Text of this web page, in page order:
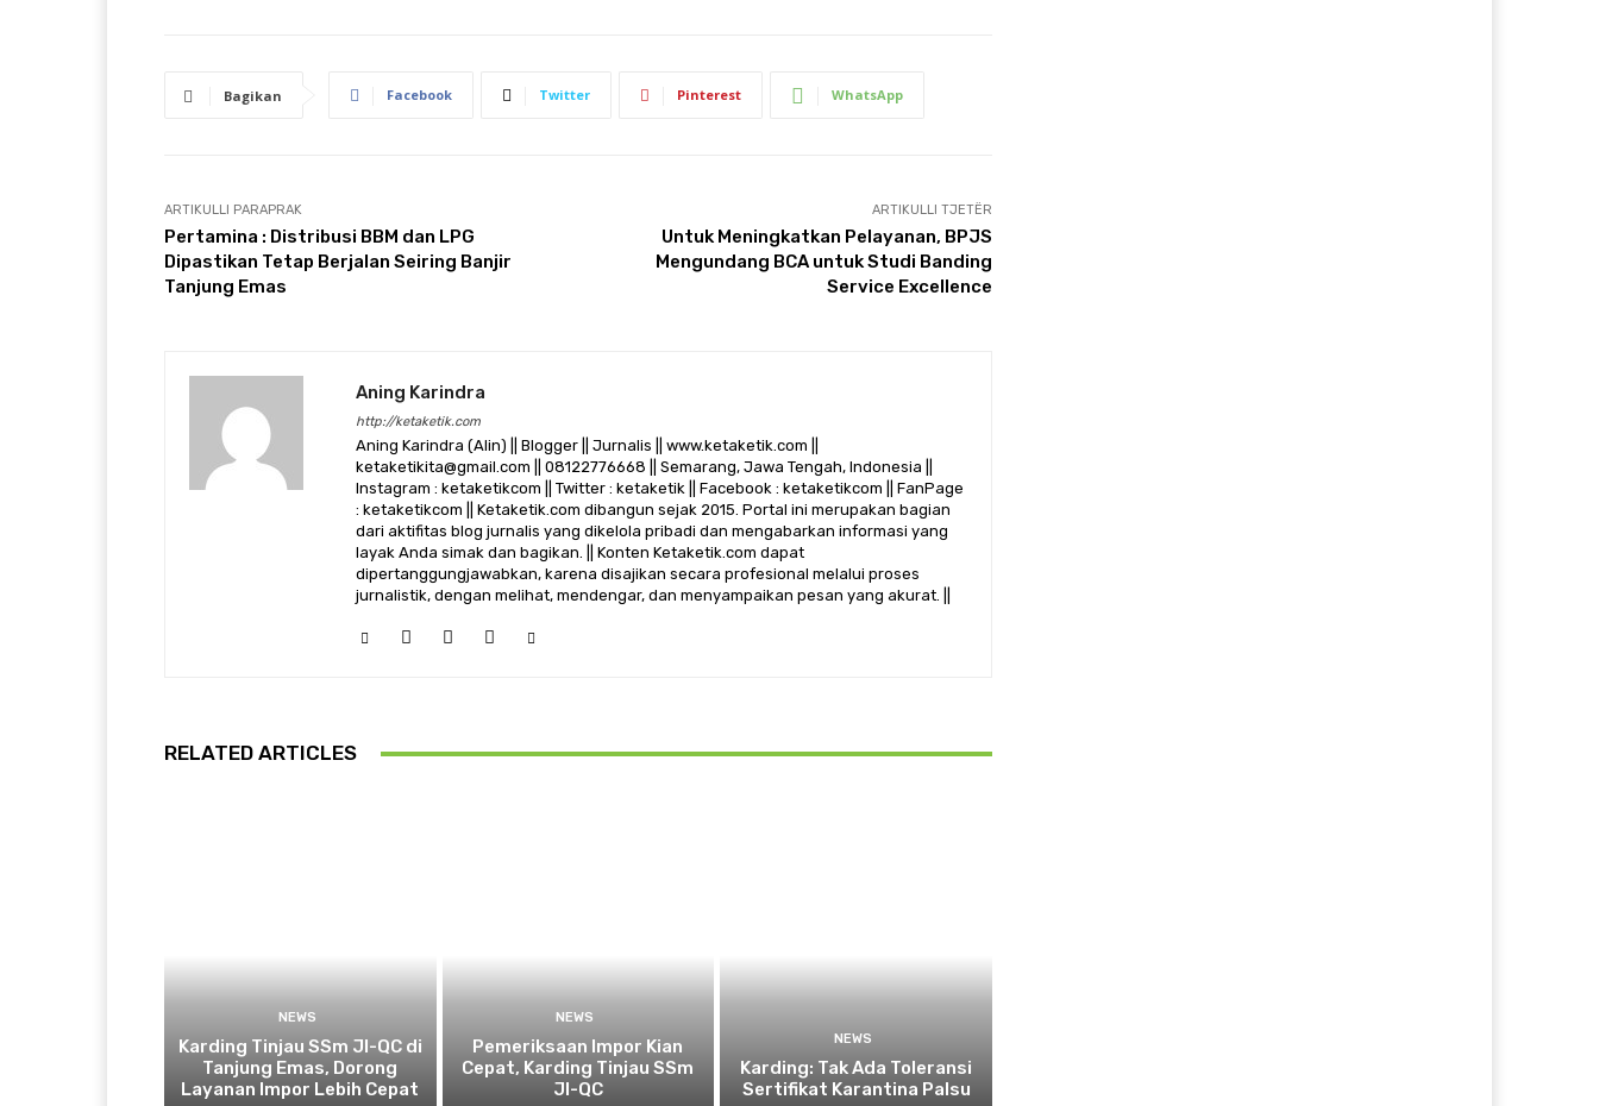
Bagikan Facebook Twitter Pinterest WhatsApp
ARTIKULLI PARAPRAK
Pertamina : Distribusi BBM dan LPG
Dipastikan Tetap Berjalan Seiring Banjir
Tanjung Emas
ARTIKULLI TJETËR
Untuk Meningkatkan Pelayanan, BPJS
Mengundang BCA untuk Studi Banding
Service Excellence
Aning Karindra
http://ketaketik.com
Aning Karindra (Alin) || Blogger || Jurnalis || www.ketaketik.com ||
ketaketikita@gmail.com || 08122776668 || Semarang, Jawa Tengah, Indonesia ||
Instagram : ketaketikcom || Twitter : ketaketik || Facebook : ketaketikcom || FanPage
: ketaketikcom || Ketaketik.com dibangun sejak 2015. Portal ini merupakan bagian
dari aktifitas blog jurnalis yang dikelola pribadi dan mengabarkan informasi yang
layak Anda simak dan bagikan. || Konten Ketaketik.com dapat
dipertanggungjawabkan, karena disajikan secara profesional melalui proses
jurnalistik, dengan melihat, mendengar, dan menyampaikan pesan yang akurat. ||
RELATED ARTICLES
NEWS
Karding Tinjau SSm JI-QC di
Tanjung Emas, Dorong
Layanan Impor Lebih Cepat
NEWS
Pemeriksaan Impor Kian
Cepat, Karding Tinjau SSm
JI-QC
NEWS
Karding: Tak Ada Toleransi
Sertifikat Karantina Palsu